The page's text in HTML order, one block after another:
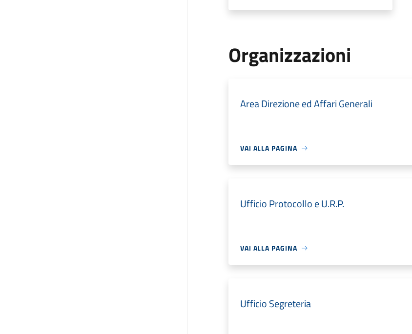
Organizzazioni
Area Direzione ed Affari Generali
VAI ALLA PAGINA
Ufficio Protocollo e U.R.P.
VAI ALLA PAGINA
Ufficio Segreteria